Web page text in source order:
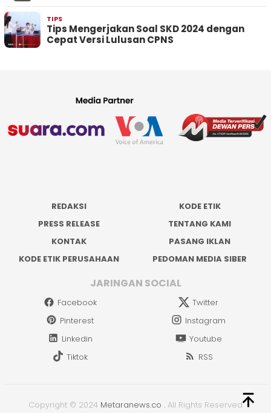
TIPS
Tips Mengerjakan Soal SKD 2024 dengan
Cepat Versi Lulusan CPNS
REDAKSI
KODE ETIK
PRESS RELEASE
TENTANG KAMI
KONTAK
PASANG IKLAN
KODE ETIK PERUSAHAAN
PEDOMAN MEDIA SIBER
JARINGAN SOCIAL
Facebook
Twitter
Pinterest
Instagram
Linkedin
Youtube
Tiktok
RSS
Copyright © 2024 Metaranews.co . All Rights Reserved